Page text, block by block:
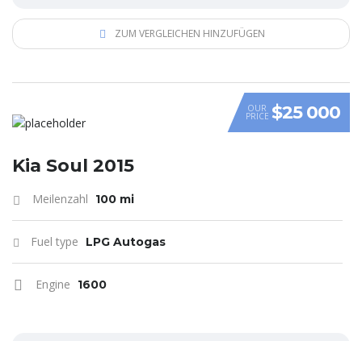
ZUM VERGLEICHEN HINZUFÜGEN
VIDEO
OUR
PRICE $25 000
Kia Soul 2015
Meilenzahl 100 mi
Fuel type LPG Autogas
Engine 1600